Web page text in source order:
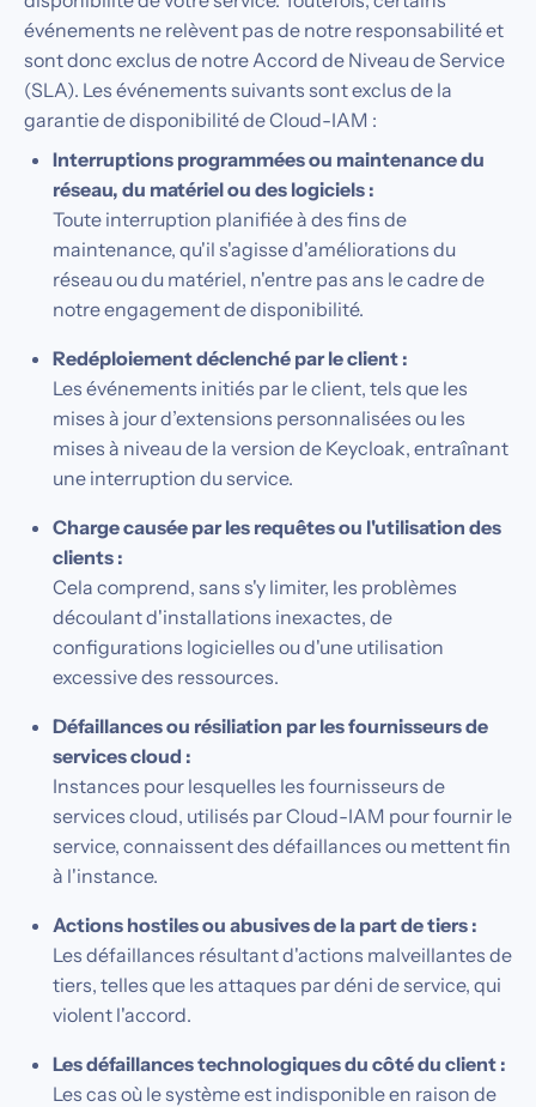
événements ne relèvent pas de notre responsabilité et
sont donc exclus de notre Accord de Niveau de Service
(SLA). Les événements suivants sont exclus de la
garantie de disponibilité de Cloud-IAM :
Interruptions programmées ou maintenance du
réseau, du matériel ou des logiciels :
Toute interruption planifiée à des fins de
maintenance, qu'il s'agisse d'améliorations du
réseau ou du matériel, n'entre pas ans le cadre de
notre engagement de disponibilité.
Redéploiement déclenché par le client :
Les événements initiés par le client, tels que les
mises à jour d’extensions personnalisées ou les
mises à niveau de la version de Keycloak, entraînant
une interruption du service.
Charge causée par les requêtes ou l'utilisation des
clients :
Cela comprend, sans s'y limiter, les problèmes
découlant d'installations inexactes, de
configurations logicielles ou d'une utilisation
excessive des ressources.
Défaillances ou résiliation par les fournisseurs de
services cloud :
Instances pour lesquelles les fournisseurs de
services cloud, utilisés par Cloud-IAM pour fournir le
service, connaissent des défaillances ou mettent fin
à l'instance.
Actions hostiles ou abusives de la part de tiers :
Les défaillances résultant d'actions malveillantes de
tiers, telles que les attaques par déni de service, qui
violent l'accord.
Les défaillances technologiques du côté du client :
Les cas où le système est indisponible en raison de